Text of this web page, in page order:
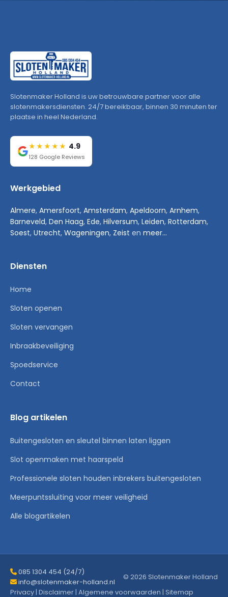
Slotenmaker Holland is uw betrouwbare partner voor alle
slotenmakersdiensten. 24/7 bereikbaar, binnen 30 minuten ter
plaatse in heel Nederland.
★★★★★ 4.9
128 Google Reviews
Werkgebied
Almere, Amersfoort, Amsterdam, Apeldoorn, Arnhem,
Barneveld, Den Haag, Ede, Hilversum, Leiden, Rotterdam,
Soest, Utrecht, Wageningen, Zeist en meer...
Diensten
Home
Sloten openen
Sloten vervangen
Inbraakbeveiliging
Spoedservice
Contact
Blog artikelen
Buitengesloten en sleutel binnen laten liggen
Slot openmaken met haarspeld
Professionele sloten houden inbrekers buitengesloten
Meerpuntssluiting voor meer veiligheid
Alle blogartikelen
085 1304 454 (24/7)
info@slotenmaker-holland.nl
© 2026 Slotenmaker Holland
Privacy| Disclaimer| Algemene voorwaarden | Sitemap